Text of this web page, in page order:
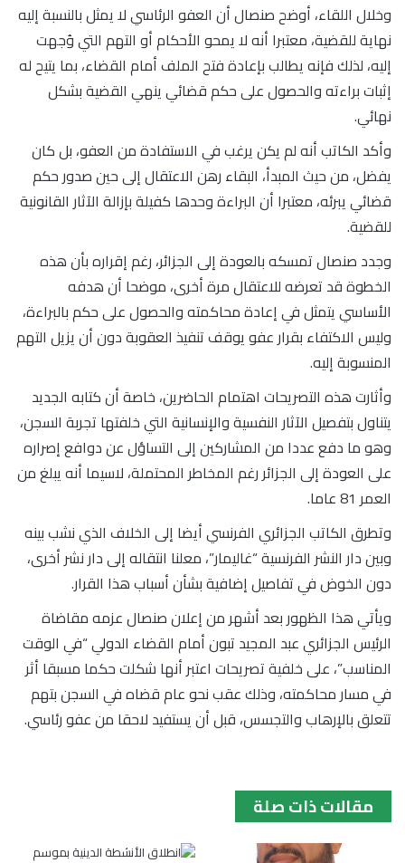
وخلال اللقاء، أوضح صنصال أن العفو الرئاسي لا يمثل بالنسبة إليه
نهاية للقضية، معتبرا أنه لا يمحو الأحكام أو التهم التي وُجهت
إليه، لذلك فإنه يطالب بإعادة فتح الملف أمام القضاء، بما يتيح له
إثبات براءته والحصول على حكم قضائي ينهي القضية بشكل
نهائي.
وأكد الكاتب أنه لم يكن يرغب في الاستفادة من العفو، بل كان
يفضل، من حيث المبدأ، البقاء رهن الاعتقال إلى حين صدور حكم
قضائي يبرئه، معتبرا أن البراءة وحدها كفيلة بإزالة الآثار القانونية
للقضية.
وجدد صنصال تمسكه بالعودة إلى الجزائر، رغم إقراره بأن هذه
الخطوة قد تعرضه للاعتقال مرة أخرى، موضحا أن هدفه
الأساسي يتمثل في إعادة محاكمته والحصول على حكم بالبراءة،
وليس الاكتفاء بقرار عفو يوقف تنفيذ العقوبة دون أن يزيل التهم
المنسوبة إليه.
وأثارت هذه التصريحات اهتمام الحاضرين، خاصة أن كتابه الجديد
يتناول بتفصيل الآثار النفسية والإنسانية التي خلفتها تجربة السجن،
وهو ما دفع عددا من المشاركين إلى التساؤل عن دوافع إصراره
على العودة إلى الجزائر رغم المخاطر المحتملة، لاسيما أنه يبلغ من
العمر 81 عاما.
وتطرق الكاتب الجزائري الفرنسي أيضا إلى الخلاف الذي نشب بينه
وبين دار النشر الفرنسية “غاليمار”، معلنا انتقاله إلى دار نشر أخرى،
دون الخوض في تفاصيل إضافية بشأن أسباب هذا القرار.
ويأتي هذا الظهور بعد أشهر من إعلان صنصال عزمه مقاضاة
الرئيس الجزائري عبد المجيد تبون أمام القضاء الدولي “في الوقت
المناسب”، على خلفية تصريحات اعتبر أنها شكلت حكما مسبقا أثر
في مسار محاكمته، وذلك عقب نحو عام قضاه في السجن بتهم
تتعلق بالإرهاب والتجسس، قبل أن يستفيد لاحقا من عفو رئاسي.
مقالات ذات صلة